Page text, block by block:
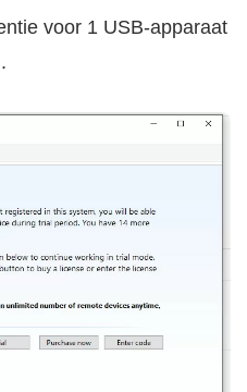
voor 1 USB-apparaat